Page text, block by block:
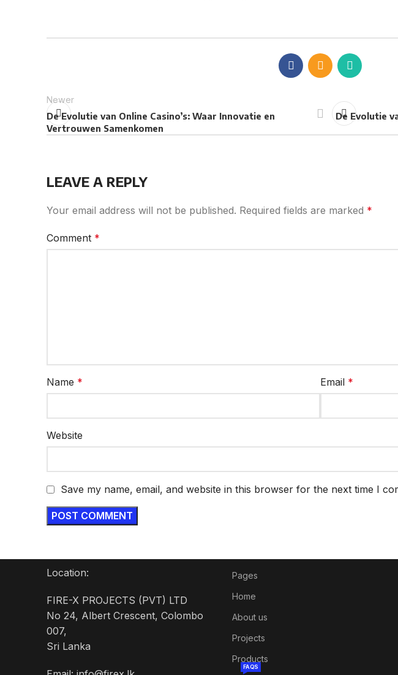
Newer
De Evolutie van Online Casino’s: Waar Innovatie en
Vertrouwen Samenkomen
De Evolutie
LEAVE A REPLY
Your email address will not be published. Required fields are marked *
Comment *
Name * Email *
Website
Save my name, email, and website in this browser for the next time I
Location:
FIRE-X PROJECTS (PVT) LTD
No 24, Albert Crescent, Colombo
007,
Sri Lanka
Pages
Home
About us
Projects
Products
FAQS